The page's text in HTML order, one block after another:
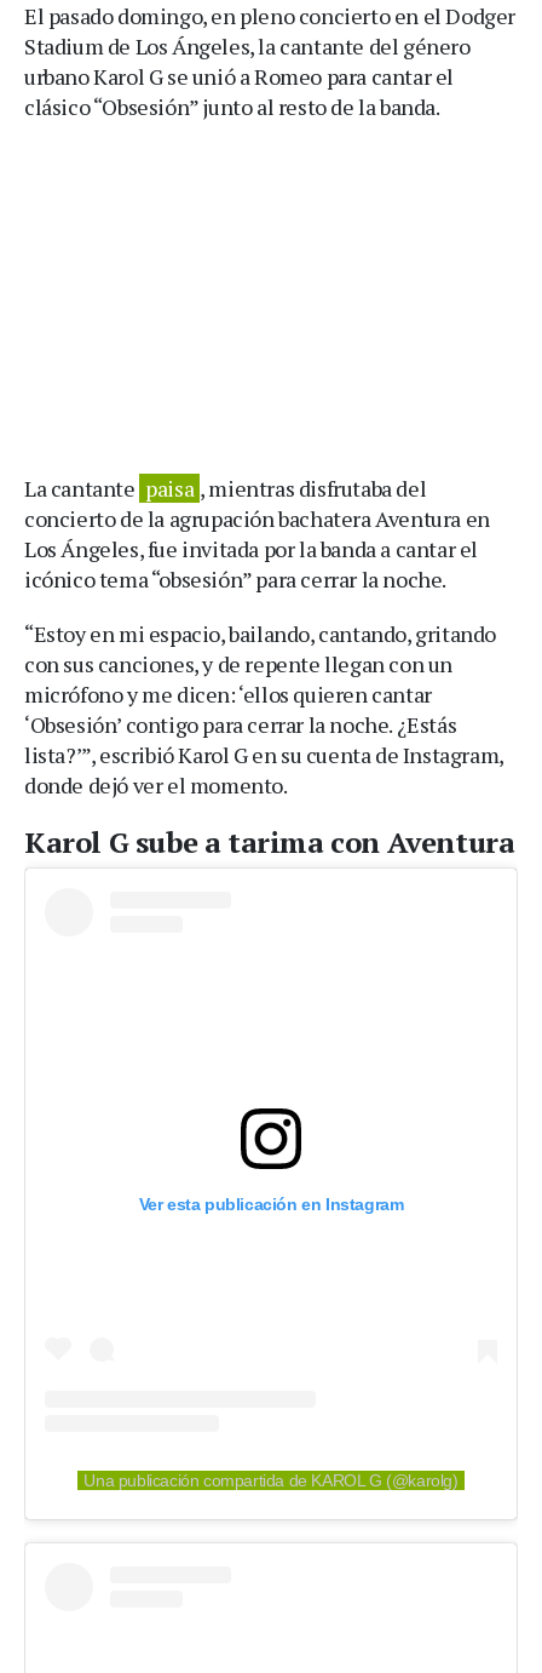
El pasado domingo, en pleno concierto en el Dodger
Stadium de Los Ángeles, la cantante del género
urbano Karol G se unió a Romeo para cantar el
clásico “Obsesión” junto al resto de la banda.
La cantante paisa , mientras disfrutaba del
concierto de la agrupación bachatera Aventura en
Los Ángeles, fue invitada por la banda a cantar el
icónico tema “obsesión” para cerrar la noche.
“Estoy en mi espacio, bailando, cantando, gritando
con sus canciones, y de repente llegan con un
micrófono y me dicen: ‘ellos quieren cantar
‘Obsesión’ contigo para cerrar la noche. ¿Estás
lista?’”, escribió Karol G en su cuenta de Instagram,
donde dejó ver el momento.
Karol G sube a tarima con Aventura
Ver esta publicación en Instagram
Una publicación compartida de KAROL G (@karolg)